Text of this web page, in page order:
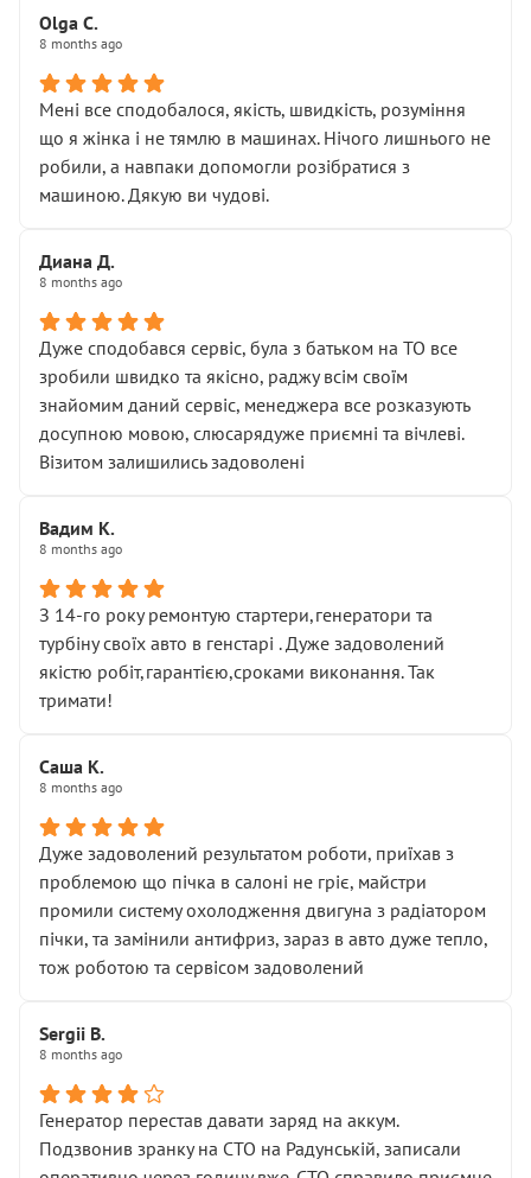
Стосовно комунікації - все добре
Olga С.
8 months ago
Мені все сподобалося, якість, швидкість, розуміння
що я жінка і не тямлю в машинах. Нічого лишнього не
робили, а навпаки допомогли розібратися з
машиною. Дякую ви чудові.
Диана Д.
8 months ago
Дуже сподобався сервіс, була з батьком на ТО все
зробили швидко та якісно, раджу всім своїм
знайомим даний сервіс, менеджера все розказують
досупною мовою, слюсарядуже приємні та вічлеві.
Візитом залишились задоволені
Вадим К.
8 months ago
З 14-го року ремонтую стартери,генератори та
турбіну своїх авто в генстарі . Дуже задоволений
якістю робіт,гарантією,сроками виконання. Так
тримати!
Саша К.
8 months ago
Дуже задоволений результатом роботи, приїхав з
проблемою що пічка в салоні не гріє, майстри
промили систему охолодження двигуна з радіатором
пічки, та замінили антифриз, зараз в авто дуже тепло,
тож роботою та сервісом задоволений
Sergii B.
8 months ago
Генератор перестав давати заряд на аккум.
Подзвонив зранку на СТО на Радунській, записали